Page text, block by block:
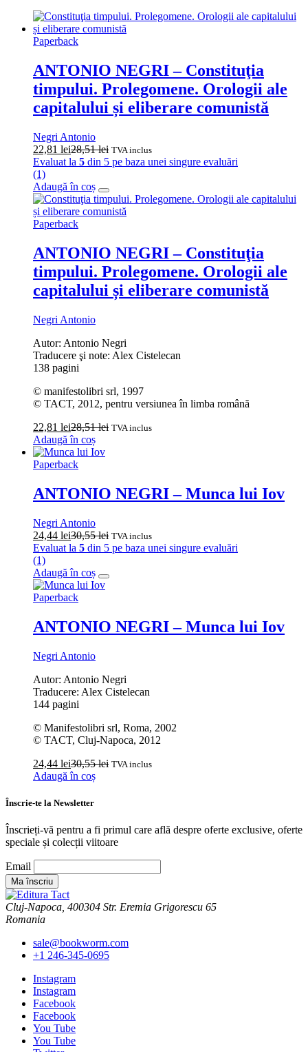
Paperback
ANTONIO NEGRI – Constituţia
timpului. Prolegomene. Orologii ale
capitalului și eliberare comunistă
Negri Antonio
22,81 lei28,51lei TVA inclus
Evaluat la 5 din 5 pe baza unei singure evaluări
(1)
Adaugă în coș
Paperback
ANTONIO NEGRI – Constituţia
timpului. Prolegomene. Orologii ale
capitalului și eliberare comunistă
Negri Antonio
Autor: Antonio Negri
Traducere şi note: Alex Cistelecan
138 pagini
© manifestolibri srl, 1997
© TACT, 2012, pentru versiunea în limba română
22,81 lei28,51lei TVA inclus
Adaugă în coș
Paperback
ANTONIO NEGRI – Munca lui Iov
Negri Antonio
24,44 lei30,55lei TVA inclus
Evaluat la 5 din 5 pe baza unei singure evaluări
(1)
Adaugă în coș
Paperback
ANTONIO NEGRI – Munca lui Iov
Negri Antonio
Autor: Antonio Negri
Traducere: Alex Cistelecan
144 pagini
© Manifestolibri srl, Roma, 2002
© TACT, Cluj-Napoca, 2012
24,44 lei30,55lei TVA inclus
Adaugă în coș
Înscrie-te la Newsletter
Înscrieți-vă pentru a fi primul care află despre oferte exclusive, oferte
speciale și colecții viitoare
Email
Cluj-Napoca, 400304 Str. Eremia Grigorescu 65
Romania
sale@bookworm.com
+1 246-345-0695
Instagram
Instagram
Facebook
Facebook
You Tube
You Tube